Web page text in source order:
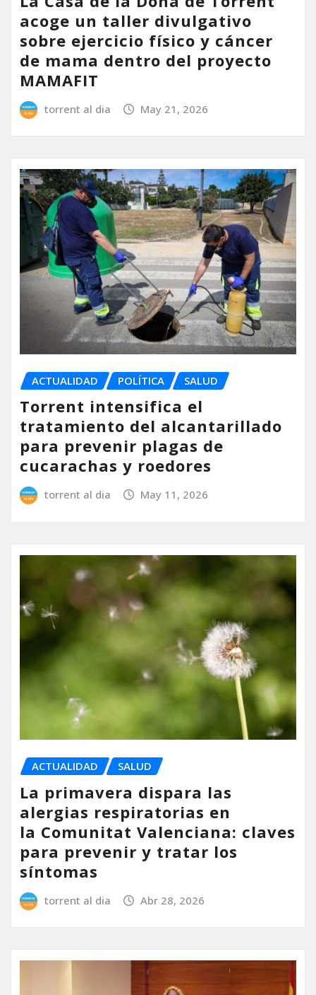
acoge un taller divulgativo
sobre ejercicio físico y cáncer
de mama dentro del proyecto
MAMAFIT
torrent al dia May 21, 2026
ACTUALIDAD POLÍTICA SALUD
Torrent intensifica el
tratamiento del alcantarillado
para prevenir plagas de
cucarachas y roedores
torrent al dia May 11, 2026
ACTUALIDAD SALUD
La primavera dispara las
alergias respiratorias en
la Comunitat Valenciana: claves
para prevenir y tratar los
síntomas
torrent al dia Abr 28, 2026